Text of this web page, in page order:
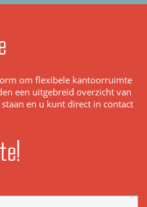
om flexibele kantoorruimte
een uitgebreid overzicht van
en u kunt direct in contact